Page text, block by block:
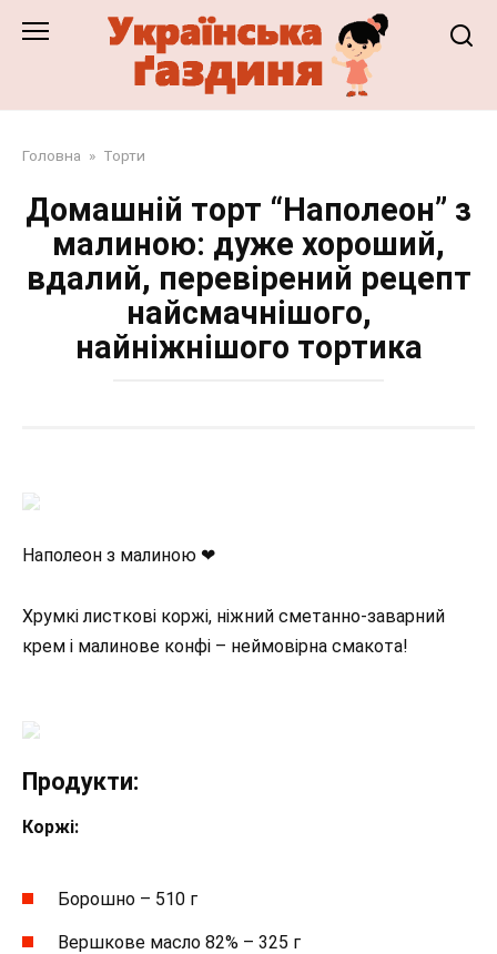
Головна » Торти
Домашній торт “Наполеон” з
малиною: дуже хороший,
вдалий, перевірений рецепт
найсмачнішого,
найніжнішого тортика
Наполеон з малиною ❤
Хрумкі листкові коржі, ніжний сметанно-заварний
крем і малинове конфі – неймовірна смакота!
Продукти:
Коржі:
Борошно – 510 г
Вершкове масло 82% – 325 г